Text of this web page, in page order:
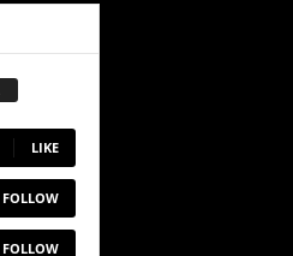
LIKE
FOLLOW
FOLLOW